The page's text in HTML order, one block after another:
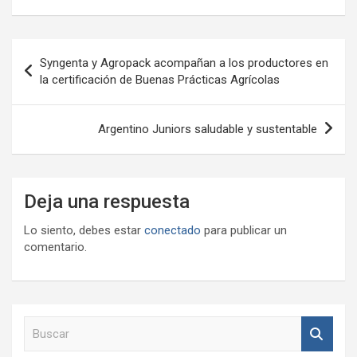
de
entradas
Syngenta y Agropack acompañan a los productores en
la certificación de Buenas Prácticas Agrícolas
Argentino Juniors saludable y sustentable
Deja una respuesta
Lo siento, debes estar conectado para publicar un
comentario.